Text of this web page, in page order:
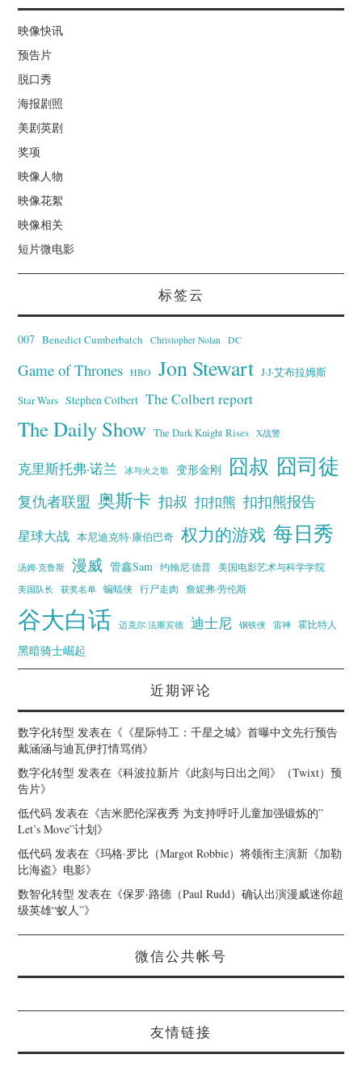
映像快讯
预告片
脱口秀
海报剧照
美剧英剧
奖项
映像人物
映像花絮
映像相关
短片微电影
标签云
007 Benedict Cumberbatch Christopher Nolan DC
Game of Thrones HBO Jon Stewart J·J·艾布拉姆斯
Star Wars Stephen Colbert The Colbert report
The Daily Show The Dark Knight Rises X战警
克里斯托弗·诺兰 冰与火之歌 变形金刚 囧叔 囧司徒
复仇者联盟 奥斯卡 扣叔 扣扣熊 扣扣熊报告
星球大战 本尼迪克特·康伯巴奇 权力的游戏 每日秀
汤姆·克鲁斯 漫威 管鑫Sam 约翰尼·德普
美国电影艺术与科学学院
美国队长
获奖名单 蝙蝠侠 行尸走肉 詹妮弗·劳伦斯
谷大白话 迈克尔·法斯宾德 迪士尼 钢铁侠 雷神 霍比特人
黑暗骑士崛起
近期评论
数字化转型 发表在《 《星际特工：千星之城》首曝中文先行预告
戴涵涵与迪瓦伊打情骂俏》
数字化转型 发表在《科波拉新片《此刻与日出之间》（Twixt）预
告片》
低代码 发表在《吉米肥伦深夜秀 为支持呼吁儿童加强锻炼的”
Let’s Move”计划》
低代码 发表在《玛格·罗比（Margot Robbie）将领衔主演新《加勒
比海盗》电影》
数智化转型 发表在《保罗·路德（Paul Rudd）确认出演漫威迷你超
级英雄“蚁人”》
微信公共帐号
友情链接